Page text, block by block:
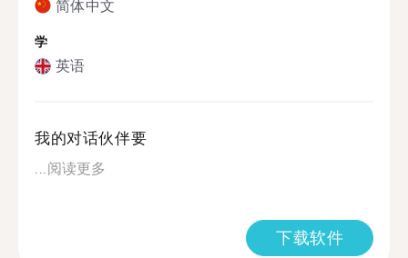
简体中文
学
英语
我的对话伙伴要
...阅读更多
下载软件